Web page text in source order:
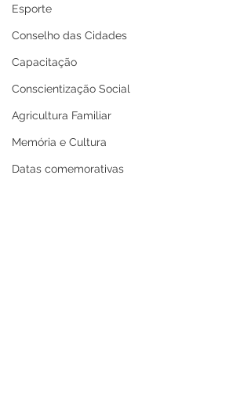
Esporte
Conselho das Cidades
Capacitação
Conscientização Social
Agricultura Familiar
Memória e Cultura
Datas comemorativas